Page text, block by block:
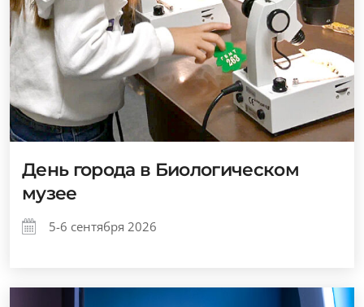
День города в Биологическом
музее
5-6 сентября 2026